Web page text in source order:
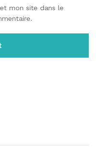
mon site dans le